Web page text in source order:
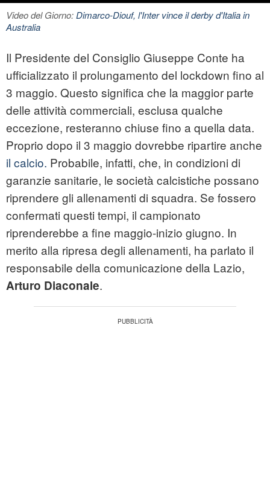
Video del Giorno:Dimarco-Diouf, l'Inter vince il derby d'Italia in
Australia
Il Presidente del Consiglio Giuseppe Conte ha
ufficializzato il prolungamento del lockdown fino al
3 maggio. Questo significa che la maggior parte
delle attività commerciali, esclusa qualche
eccezione, resteranno chiuse fino a quella data.
Proprio dopo il 3 maggio dovrebbe ripartire anche
il calcio. Probabile, infatti, che, in condizioni di
garanzie sanitarie, le società calcistiche possano
riprendere gli allenamenti di squadra. Se fossero
confermati questi tempi, il campionato
riprenderebbe a fine maggio-inizio giugno. In
merito alla ripresa degli allenamenti, ha parlato il
responsabile della comunicazione della Lazio,
Arturo Diaconale.